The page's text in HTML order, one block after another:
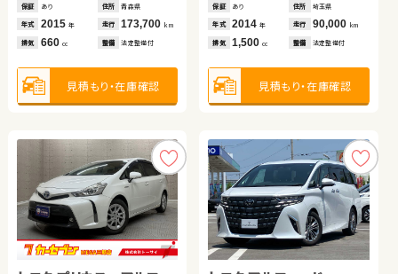
保証 あり 住所 青森県
年式 2015 年 走行 173,700 km
排気 660 cc 整備 法定整備付
見積もり・在庫確認
保証 あり 住所 埼玉県
年式 2014年 走行 90,000 km
排気 1,500cc 整備 法定整備付
見積もり・在庫確認
保証 あり 住所 愛知県
年式 2019 年 走行 78,100km
排気 660 cc 整備 法定整備付
見積もり・在庫確認
保証 なし 住所 岡山県
年式 2019年 走行 57,800 km
排気 660cc 整備 なし
見積もり・在庫確認
保証 あり 住所 群馬県
年式 2012 年 走行 32,800km
排気 660 cc 整備 なし
見積もり・在庫確認
保証 あり 住所 北海道
年式 2025年 走行 11,900 km
排気 2,500cc 整備 法定整備付
見積もり・在庫確認